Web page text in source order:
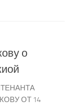
о
ОТ 14